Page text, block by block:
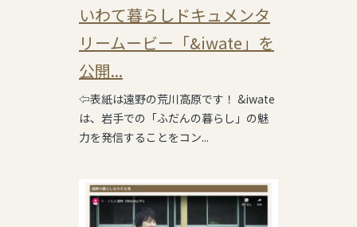
いわて暮らしドキュメンタ
リームービー「&iwate」を
公開...
⇦表紙は遠野の荒川高原です！ &iwate
は、岩手での「ふだんの暮らし」の魅
力を発信することをコン...